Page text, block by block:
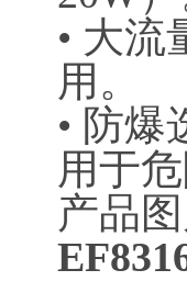
• 大
用。
• 防爆
用于
产品